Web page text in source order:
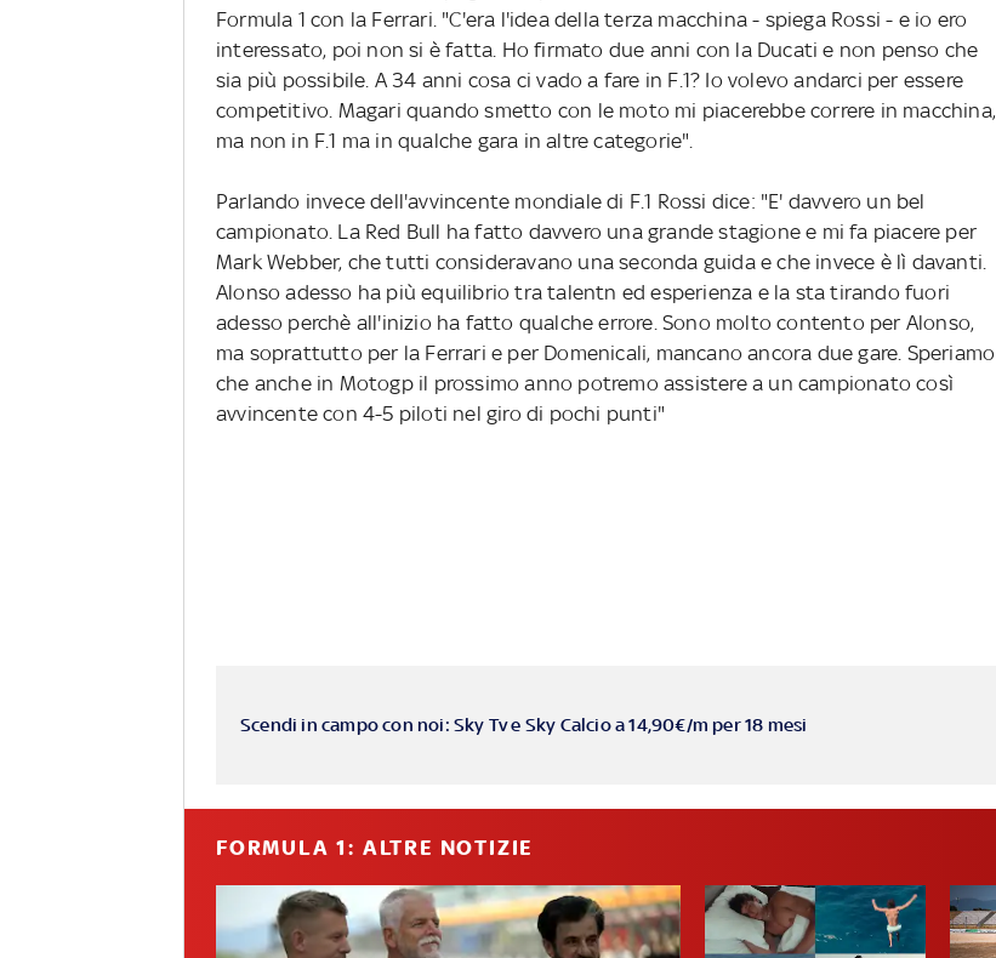
Formula 1 con la Ferrari. "C'era l'idea della terza macchina - spiega Rossi - e io ero
interessato, poi non si è fatta. Ho firmato due anni con la Ducati e non penso che
sia più possibile. A 34 anni cosa ci vado a fare in F.1? Io volevo andarci per essere
competitivo. Magari quando smetto con le moto mi piacerebbe correre in macchina,
ma non in F.1 ma in qualche gara in altre categorie".
Parlando invece dell'avvincente mondiale di F.1 Rossi dice: "E' davvero un bel
campionato. La Red Bull ha fatto davvero una grande stagione e mi fa piacere per
Mark Webber, che tutti consideravano una seconda guida e che invece è lì davanti.
Alonso adesso ha più equilibrio tra talentn ed esperienza e la sta tirando fuori
adesso perchè all'inizio ha fatto qualche errore. Sono molto contento per Alonso,
ma soprattutto per la Ferrari e per Domenicali, mancano ancora due gare. Speriamo
che anche in Motogp il prossimo anno potremo assistere a un campionato così
avvincente con 4-5 piloti nel giro di pochi punti"
Scendi in campo con noi: Sky Tv e Sky Calcio a 14,90€/m per 18 mesi
FORMULA 1: ALTRE NOTIZIE